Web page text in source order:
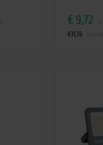
€ 9,72
€11,76